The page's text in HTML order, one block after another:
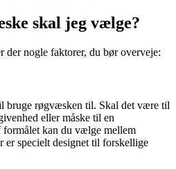
skal jeg vælge?
nogle faktorer, du bør overveje:
røgvæsken til. Skal det være til
eller måske til en
kan du vælge mellem
specielt designet til forskellige